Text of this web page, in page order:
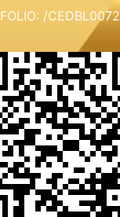
FOLIO: /CEDBL0072